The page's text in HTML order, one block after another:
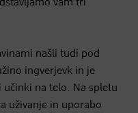
vam tri
našli tudi pod
ingverjevk in je
na telo. Na spletu
uživanje in uporabo